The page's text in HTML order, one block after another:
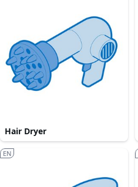
Hair Dryer
EN